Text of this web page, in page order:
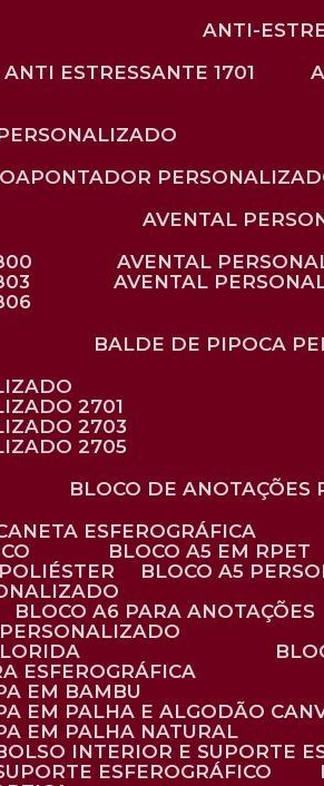
ANTI-
ANTI ESTRESSANTE 1701
APONTADOR
AVENTAL
AVENTAL
AVENTAL
BALDE DE PIPOCA
2701
2703
2705
BLOCO DE
ESFEROGRÁFICA
BLOCO A5 EM RPET
BLOCO A5
BLOCO A6 PARA ANOTAÇÕES
PERSONALIZADO
ESFEROGRÁFICA
EM BAMBU
EM PALHA E ALGODÃO
EM PALHA NATURAL
INTERIOR E SUPORTE
ESFEROGRÁFICO